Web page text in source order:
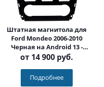
Штатная магнитола для
Ford Mondeo 2006-2010
Черная на Android 13 -
FarCar (D/DX1231M
черная)
от 14 900 руб.
Подробнее